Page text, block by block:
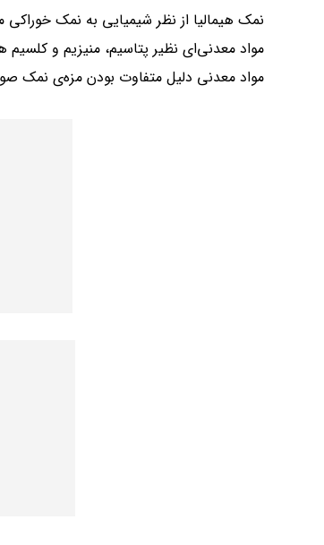
مواد‌ معدنی‌ای نظیر پتاسیم، منیزیم و
مواد معدنی دلیل متفاوت بودن مزه‌ی نمک